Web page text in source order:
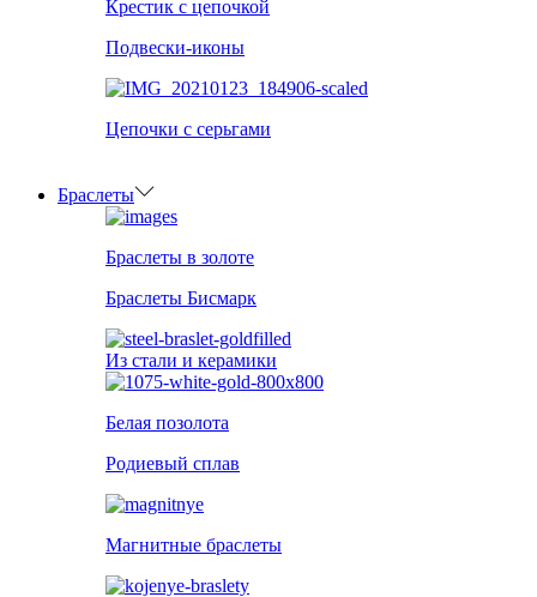
Крестик с цепочкой
Подвески-иконы
Цепочки с серьгами
Браслеты
Браслеты в золоте
Браслеты Бисмарк
Из стали и керамики
Белая позолота
Родиевый сплав
Магнитные браслеты